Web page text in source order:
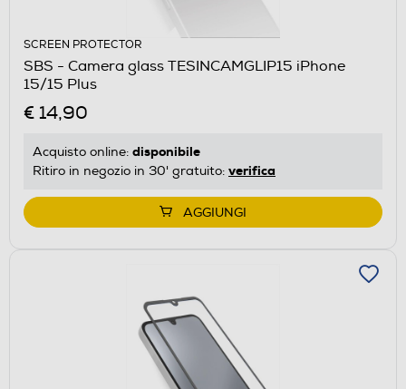
SCREEN PROTECTOR
SBS - Camera glass TESINCAMGLIP15 iPhone
15/15 Plus
€ 14,90
Acquisto online: disponibile
Ritiro in negozio in 30' gratuito: verifica
AGGIUNGI